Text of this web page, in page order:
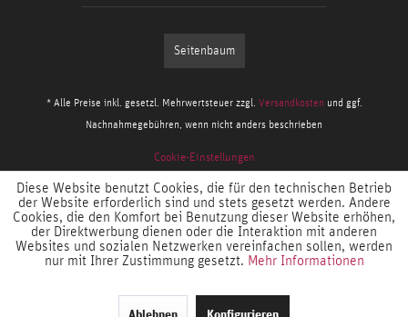
Seitenbaum
* Alle Preise inkl. gesetzl. Mehrwertsteuer zzgl. Versandkosten und ggf.
Nachnahmegebühren, wenn nicht anders beschrieben
Cookie-Einstellungen
Diese Website benutzt Cookies, die für den technischen Betrieb
der Website erforderlich sind und stets gesetzt werden. Andere
Cookies, die den Komfort bei Benutzung dieser Website erhöhen,
der Direktwerbung dienen oder die Interaktion mit anderen
Websites und sozialen Netzwerken vereinfachen sollen, werden
nur mit Ihrer Zustimmung gesetzt. Mehr Informationen